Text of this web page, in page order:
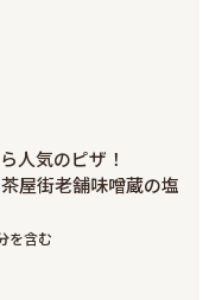
人気のピザ！
屋街老舗味噌蔵の塩
を含む